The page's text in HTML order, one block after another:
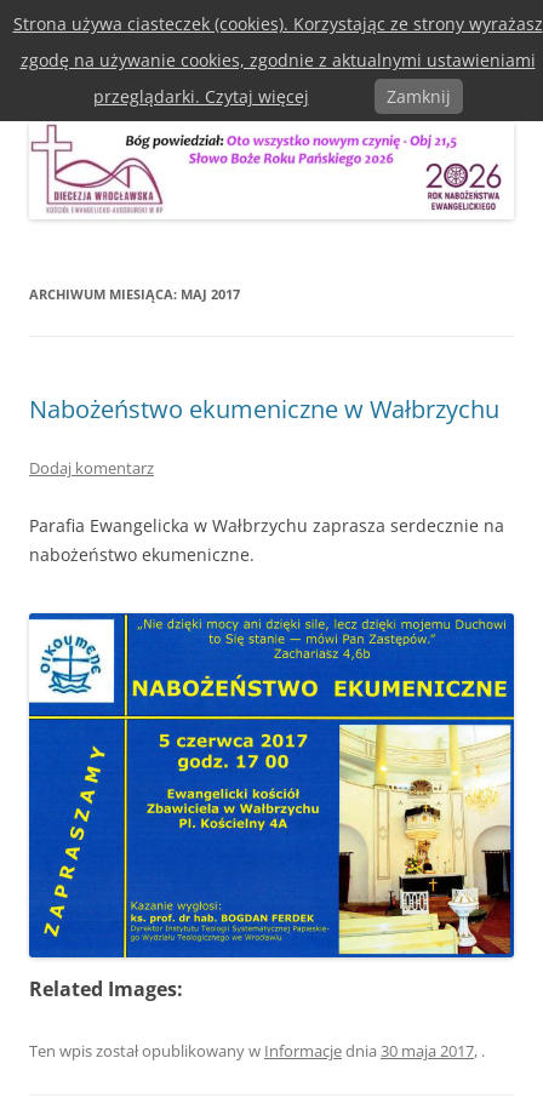
do
treściDiecezja Wrocławska Kościoła
Ewangelicko-Augsburska w RP
Menu
ARCHIWUM MIESIĄCA: MAJ 2017
Nabożeństwo ekumeniczne w Wałbrzychu
Dodaj komentarz
Parafia Ewangelicka w Wałbrzychu zaprasza serdecznie na
nabożeństwo ekumeniczne.
Related Images:
Ten wpis został opublikowany w Informacjednia 30 maja 2017, .
Strona używa ciasteczek (cookies). Korzystając ze strony wyrażasz
zgodę na używanie cookies, zgodnie z aktualnymi ustawieniami
przeglądarki. Czytaj więcej
Zamknij